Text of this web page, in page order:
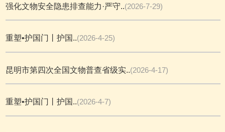
强化文物安全隐患排查能力·严守..(2026-7-29)
重塑•护国门丨护国..(2026-4-25)
昆明市第四次全国文物普查省级实..(2026-4-17)
重塑•护国门丨护国..(2026-4-7)